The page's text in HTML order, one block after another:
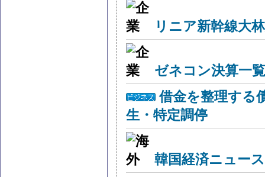
リニア新幹線大
ゼネコン決算一
借金を整理する
生・特定調停
韓国経済ニュー